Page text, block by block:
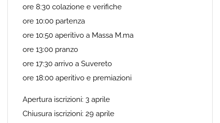
ore 8:30 colazione e verifiche
ore 10:00 partenza
ore 10:50 aperitivo a Massa M.ma
ore 13:00 pranzo
ore 17:30 arrivo a Suvereto
ore 18:00 aperitivo e premiazioni
Apertura iscrizioni: 3 aprile
Chiusura iscrizioni: 29 aprile